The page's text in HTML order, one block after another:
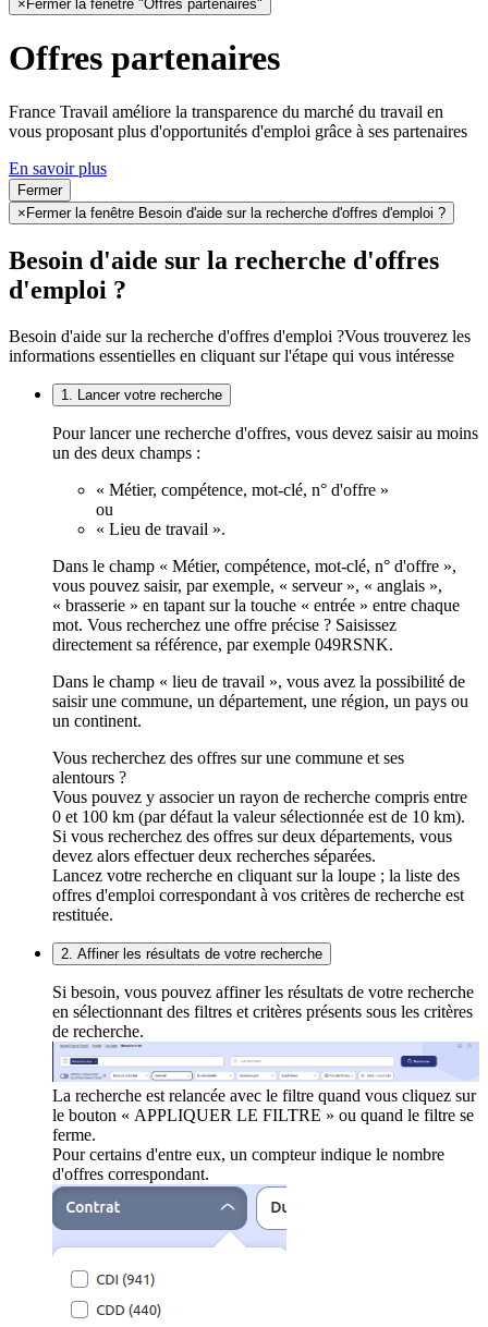
× Fermer la fenêtre "Offres partenaires"
Offres partenaires
France Travail améliore la transparence du marché du travail en
vous proposant plus d'opportunités d'emploi grâce à ses partenaires
En savoir plus
Fermer
×Fermer la fenêtre Besoin d'aide sur la recherche d'offres d'emploi ?
Besoin d'aide sur la recherche d'offres
d'emploi ?
Besoin d'aide sur la recherche d'offres d'emploi ?Vous trouverez les
informations essentielles en cliquant sur l'étape qui vous intéresse
1. Lancer votre recherche
Pour lancer une recherche d'offres, vous devez saisir au moins
un des deux champs :
« Métier, compétence, mot-clé, n° d'offre »
ou
« Lieu de travail ».
Dans le champ « Métier, compétence, mot-clé, n° d'offre »,
vous pouvez saisir, par exemple, « serveur », « anglais »,
« brasserie » en tapant sur la touche « entrée » entre chaque
mot. Vous recherchez une offre précise ? Saisissez
directement sa référence, par exemple 049RSNK.
Dans le champ « lieu de travail », vous avez la possibilité de
saisir une commune, un département, une région, un pays ou
un continent.
Vous recherchez des offres sur une commune et ses
alentours ?
Vous pouvez y associer un rayon de recherche compris entre
0 et 100 km (par défaut la valeur sélectionnée est de 10 km).
Si vous recherchez des offres sur deux départements, vous
devez alors effectuer deux recherches séparées.
Lancez votre recherche en cliquant sur la loupe ; la liste des
offres d'emploi correspondant à vos critères de recherche est
restituée.
2. Affiner les résultats de votre recherche
Si besoin, vous pouvez affiner les résultats de votre recherche
en sélectionnant des filtres et critères présents sous les critères
de recherche.
La recherche est relancée avec le filtre quand vous cliquez sur
le bouton « APPLIQUER LE FILTRE » ou quand le filtre se
ferme.
Pour certains d'entre eux, un compteur indique le nombre
d'offres correspondant.